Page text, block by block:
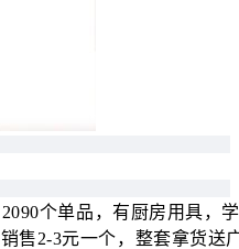
个单品，有厨房用具，
售2-3元一个，整套拿货